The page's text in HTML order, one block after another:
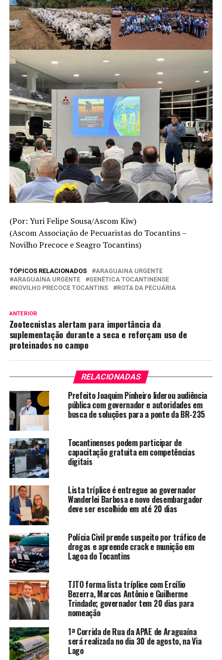
(Por: Yuri Felipe Sousa/Ascom Kiw)
(Ascom Associação de Pecuaristas do Tocantins –
Novilho Precoce e Seagro Tocantins)
TÓPICOS RELACIONADOS
ARAGUAINA URGENTE
ARAGUAÍNA URGENTE
GENÉTICA TOCANTINENSE
NOVILHO PRECOCE TOCANTINS
ROTA DA PECUÁRIA
ANTERIOR
Zootecnistas alertam para importância da
suplementação durante a seca e reforçam uso de
proteinados no campo
RELACIONADAS
Prefeito Joaquim Pinheiro liderou audiência
pública com governador e autoridades em
busca de soluções para a ponte da BR-235
Tocantinenses podem participar de
capacitação gratuita em competências
digitais
Lista tríplice é entregue ao governador
Wanderlei Barbosa e novo desembargador
deve ser escolhido em até 20 dias
Polícia Civil prende suspeito por tráfico de
drogas e apreende crack e munição em
Lagoa do Tocantins
TJTO forma lista tríplice com Ercílio
Bezerra, Marcos Antônio e Guilherme
Trindade; governador tem 20 dias para
nomeação
1ª Corrida de Rua da APAE de Araguaína
será realizada no dia 30 de agosto, na Via
Lago